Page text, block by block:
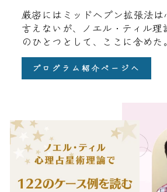
厳密にはミッドヘブン拡張法
言えないが、ノエル・ティル
のひとつとして、ここに含めた。
プログラム紹介ページへ